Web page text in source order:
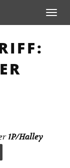
Toggle
1P/Halley